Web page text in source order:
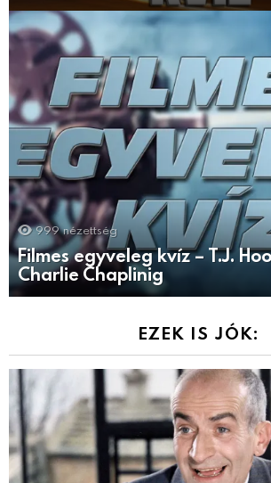
999 nézettség
Filmes egyveleg kvíz – T.J.
Charlie Chaplinig
EZEK IS JÓK: